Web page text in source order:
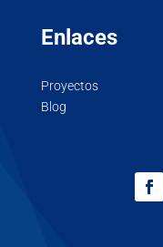
Enlaces
Proyectos
Blog